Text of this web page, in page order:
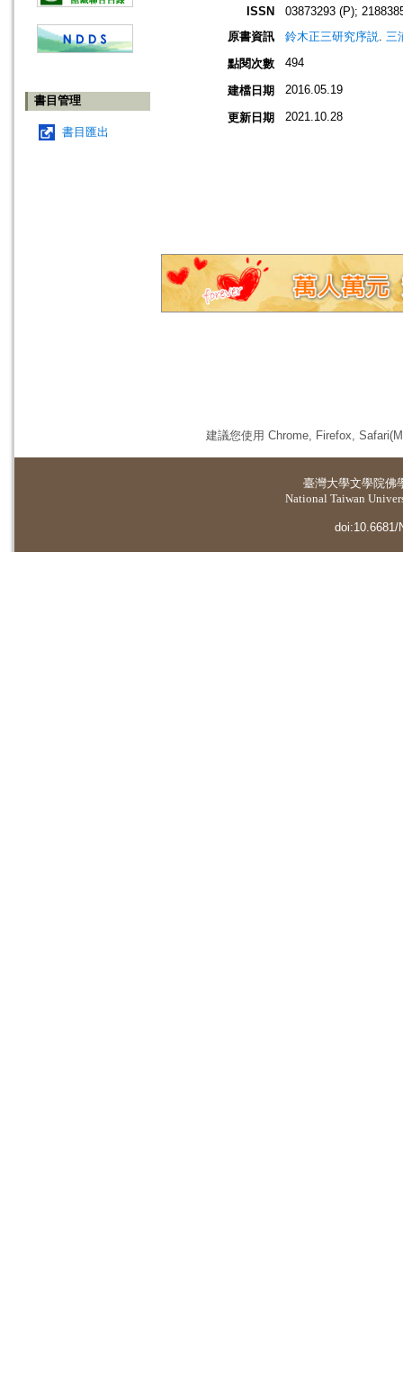
書目管理
書目匯出
ISSN
03873293 (P);
原書資訊
鈴木正三研究序説. 三
點閱次數
494
建檔日期 2016.05.19
更新日期 2021.10.28
建議您使用 Chrome, Firefox,
臺灣大學文學院佛
National Taiwan
doi:10.6681/